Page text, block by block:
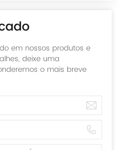
em nossos produtos e
deixe uma
o mais breve